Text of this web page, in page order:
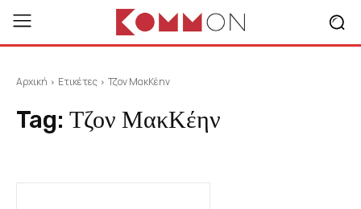
Αρχική Ετικέτες Τζον ΜακΚέην
Tag: Τζον ΜακΚέην